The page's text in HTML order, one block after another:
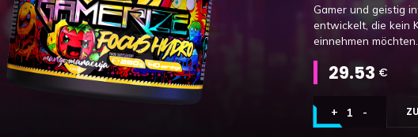
Gamer und geistig
entwickelt, die kein
einnehmen möchten.
29.53 €